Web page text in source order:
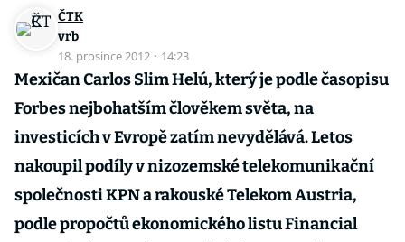
ČTK
vrb
18. prosince 2012 · 14:23
Mexičan Carlos Slim Helú, který je podle časopisu
Forbes nejbohatším člověkem světa, na
investicích v Evropě zatím nevydělává. Letos
nakoupil podíly v nizozemské telekomunikační
společnosti KPN a rakouské Telekom Austria,
podle propočtů ekonomického listu Financial